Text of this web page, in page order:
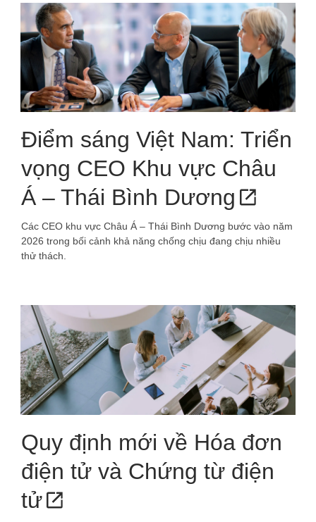
Điểm sáng Việt Nam: Triển
vọng CEO Khu vực Châu
Á – Thái Bình Dương
Các CEO khu vực Châu Á – Thái Bình Dương bước vào năm
2026 trong bối cảnh khả năng chống chịu đang chịu nhiều
thử thách.
Quy định mới về Hóa đơn
điện tử và Chứng từ điện
tử